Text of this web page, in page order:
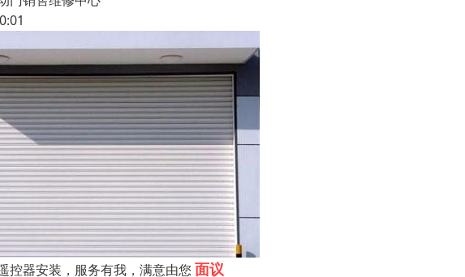
控器安装，服务有我，满意由您 面议